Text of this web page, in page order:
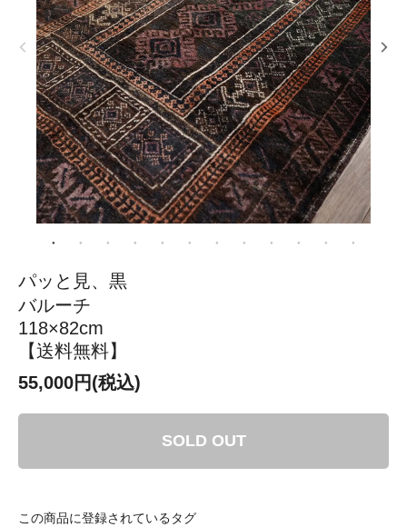
パッと見、黒
バルーチ
118×82cm
【送料無料】
55,000円(税込)
SOLD OUT
この商品に登録されているタグ